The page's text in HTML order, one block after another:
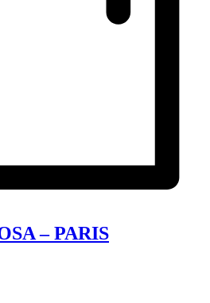
– PARIS